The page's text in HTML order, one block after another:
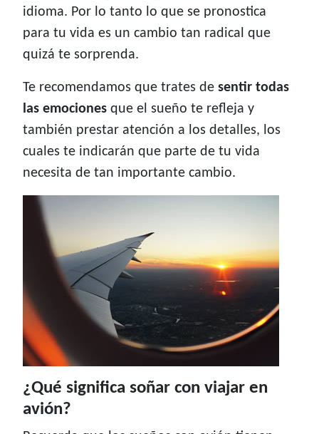
idioma. Por lo tanto lo que se pronostica
para tu vida es un cambio tan radical que
quizá te sorprenda.
Te recomendamos que trates de sentir todas
las emociones que el sueño te refleja y
también prestar atención a los detalles, los
cuales te indicarán que parte de tu vida
necesita de tan importante cambio.
¿Qué significa soñar con viajar en
avión?